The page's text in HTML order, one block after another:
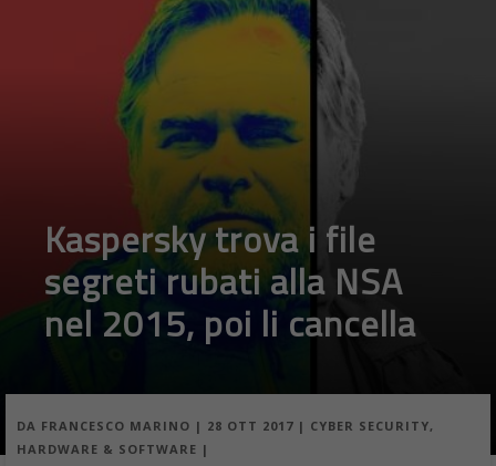
Kaspersky trova i file
segreti rubati alla NSA
nel 2015, poi li cancella
DA FRANCESCO MARINO | 28 OTT 2017 | CYBER SECURITY,
HARDWARE & SOFTWARE |